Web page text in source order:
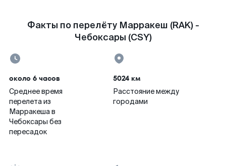
Факты по перелёту Марракеш (RAK) -
Чебоксары (CSY)
около 6 часов
Среднее время
перелета из
Марракеша в
Чебоксары без
пересадок
5024 км
Расстояние между
городами